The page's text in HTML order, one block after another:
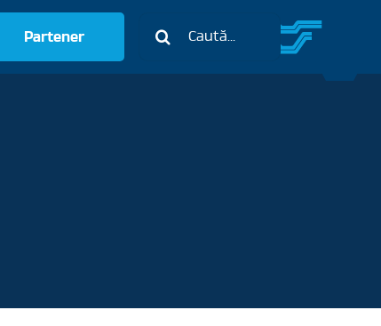
Partener